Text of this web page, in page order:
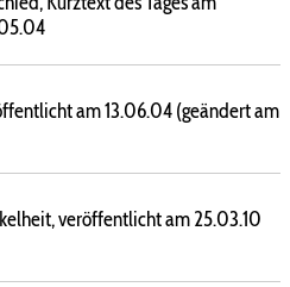
am 13.06.04 (geändert am
veröffentlicht am 25.03.10